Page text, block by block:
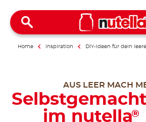
Home Inspiration DIY-Ideen für dein
AUS LEER MACH
im nutella®